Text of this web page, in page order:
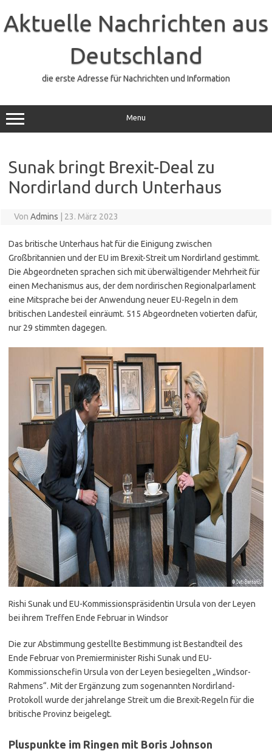
springen
Aktuelle Nachrichten aus
Deutschland
die erste Adresse für Nachrichten und Information
Menu
Sunak bringt Brexit-Deal zu
Nordirland durch Unterhaus
Von Admins 23. März 2023
Das britische Unterhaus hat für die Einigung zwischen
Großbritannien und der EU im Brexit-Streit um Nordirland gestimmt.
Die Abgeordneten sprachen sich mit überwältigender Mehrheit für
einen Mechanismus aus, der dem nordirischen Regionalparlament
eine Mitsprache bei der Anwendung neuer EU-Regeln in dem
britischen Landesteil einräumt. 515 Abgeordneten votierten dafür,
nur 29 stimmten dagegen.
Rishi Sunak und EU-Kommissionspräsidentin Ursula von der Leyen
bei ihrem Treffen Ende Februar in Windsor
Die zur Abstimmung gestellte Bestimmung ist Bestandteil des
Ende Februar von Premierminister Rishi Sunak und EU-
Kommissionschefin Ursula von der Leyen besiegelten „Windsor-
Rahmens“. Mit der Ergänzung zum sogenannten Nordirland-
Protokoll wurde der jahrelange Streit um die Brexit-Regeln für die
britische Provinz beigelegt.
Pluspunkte im Ringen mit Boris Johnson